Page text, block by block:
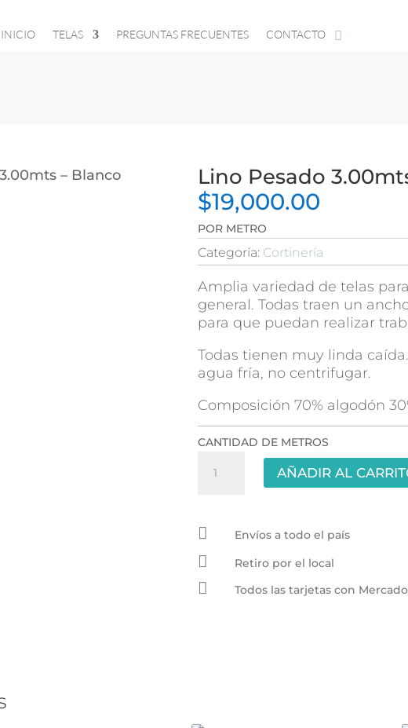
INICIO TELAS PREGUNTAS FRECUENTES CONTACTO
– Blanco Lino Pesado
$19,000.00
POR METRO
Categoría: Cortinería
Amplia variedad de telas
general. Todas traen un
para que puedan realizar
Todas tienen muy linda
agua fría, no centrifugar.
Composición 70% algodón
CANTIDAD DE METROS
Pesado
Blanco
AÑADIR AL
 Envíos a todo el país
 Retiro por el local
 Todos las tarjetas con